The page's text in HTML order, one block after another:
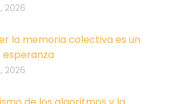
2026
la memoria colectiva es un
2026